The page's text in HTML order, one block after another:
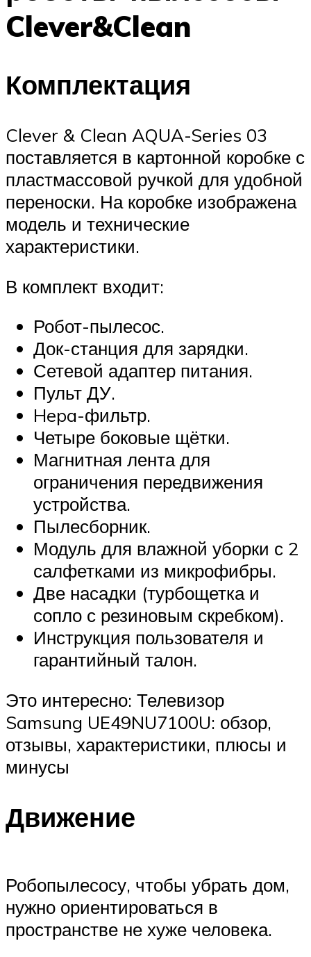
Clever&Clean
Комплектация
Clever & Clean AQUA-Series 03
поставляется в картонной коробке с
пластмассовой ручкой для удобной
переноски. На коробке изображена
модель и технические
характеристики.
В комплект входит:
Робот-пылесос.
Док-станция для зарядки.
Сетевой адаптер питания.
Пульт ДУ.
Hepa-фильтр.
Четыре боковые щётки.
Магнитная лента для
ограничения передвижения
устройства.
Пылесборник.
Модуль для влажной уборки с 2
салфетками из микрофибры.
Две насадки (турбощетка и
сопло с резиновым скребком).
Инструкция пользователя и
гарантийный талон.
Это интересно: Телевизор
Samsung UE49NU7100U: обзор,
отзывы, характеристики, плюсы и
минусы
Движение
Робопылесосу, чтобы убрать дом,
нужно ориентироваться в
пространстве не хуже человека.